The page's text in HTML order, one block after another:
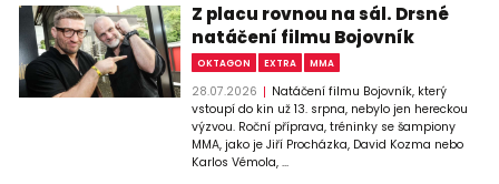
Z placu rovnou na sál. Drsné
natáčení filmu Bojovník
OKTAGON EXTRA MMA
28.07.2026
Natáčení filmu Bojovník, který
vstoupí do kin už 13. srpna, nebylo jen hereckou
výzvou. Roční příprava, tréninky se šampiony
MMA, jako je Jiří Procházka, David Kozma nebo
Karlos Vémola, ...